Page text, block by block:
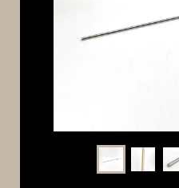
CARBONATACIÓN
MACERACIÓN Y
ENVASADO
GROWLERS